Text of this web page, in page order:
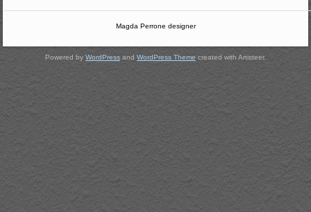
Magda Perrone designer
Powered by WordPress and WordPress Theme created with Artisteer.